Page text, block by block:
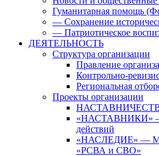
Гуманитарная помощь
— Сохранение
— Патриотическое
ДЕЯТЕЛЬНОСТЬ
Структура организации
Правление
Контрольно-
Региональная
Проекты организации
«НАСТАВНИКИ» —
действий
«НАСЛЕДИЕ» —
«РСВА и СВО»